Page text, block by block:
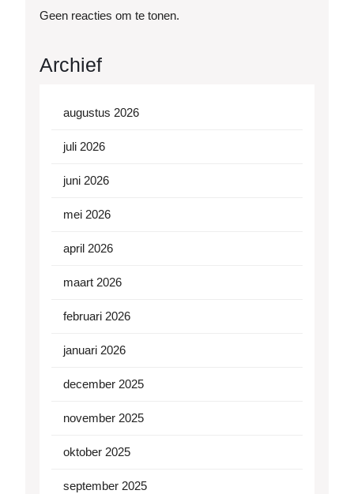
Geen reacties om te tonen.
Archief
augustus 2026
juli 2026
juni 2026
mei 2026
april 2026
maart 2026
februari 2026
januari 2026
december 2025
november 2025
oktober 2025
september 2025